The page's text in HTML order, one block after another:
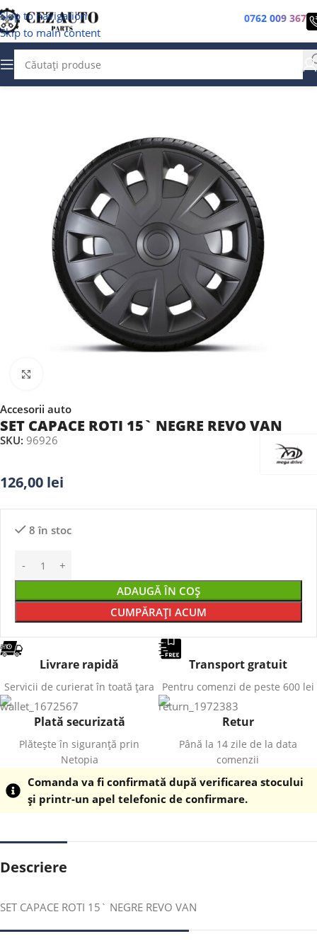
Skip to navigation
Skip to main content
0762 009 367
Accesorii auto
SET CAPACE ROTI 15` NEGRE REVO VAN
SKU: 96926
126,00 lei
8 în stoc
ADAUGĂ ÎN COȘ
CUMPĂRAȚI ACUM
Livrare rapidă
Servicii de curierat în toată țara
Transport gratuit
Pentru comenzi de peste 600 lei
Plată securizată
Plătește în siguranță prin
Netopia
Retur
Până la 14 zile de la data
comenzii
Comanda va fi confirmată după verificarea stocului
și printr-un apel telefonic de confirmare.
Descriere
SET CAPACE ROTI 15` NEGRE REVO VAN